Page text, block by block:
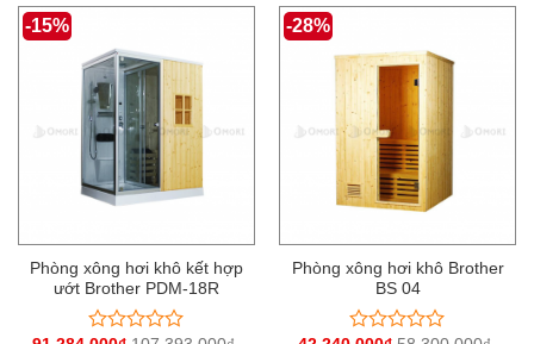
0
sao
0
sao
-15%
Phòng xông hơi khô kết hợp
ướt Brother PDM-18R
-28%
Phòng xông hơi khô Brother
BS 04